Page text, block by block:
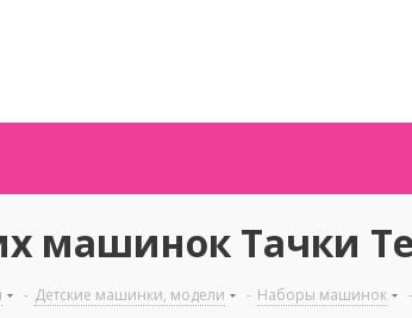
машинок Тачки
- Детские машинки, модели - Наборы машинок -